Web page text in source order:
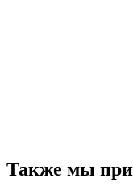
Также мы